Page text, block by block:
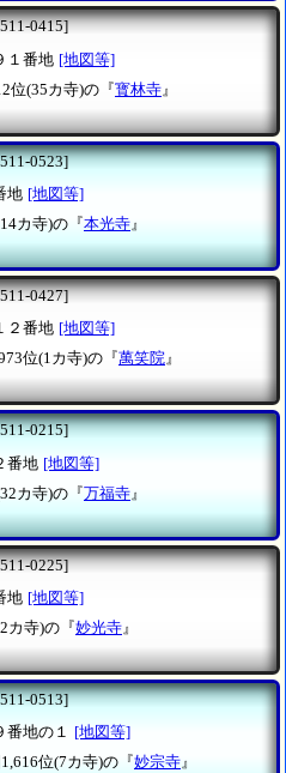
0415]
１番地 [地図等]
位(35カ寺)の『寳林寺 』
0523]
地 [地図等]
カ寺)の『本光寺』
0427]
２番地 [地図等]
位(1カ寺)の『萬笑院』
0215]
番地 [地図等]
カ寺)の『万福寺 』
0225]
地 [地図等]
カ寺)の『妙光寺 』
0513]
番地の１ [地図等]
位(7カ寺)の『妙宗寺』